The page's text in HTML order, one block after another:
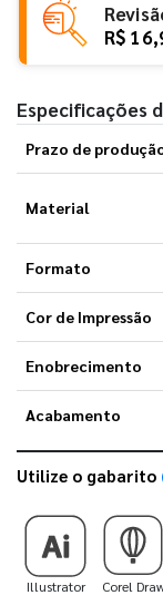
R$
Especificações
Prazo de
Material
Formato
Cor de Impressão
Enobrecimento
Acabamento
Utilize o gabarito
Illustrator Corel